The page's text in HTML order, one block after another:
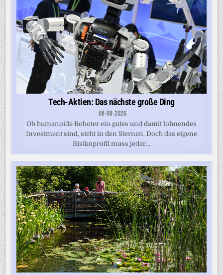
Tech-Aktien: Das nächste große Ding
08-08-2026
Ob humanoide Roboter ein gutes und damit lohnendes
Investment sind, steht in den Sternen. Doch das eigene
Risikoprofil muss jeder...